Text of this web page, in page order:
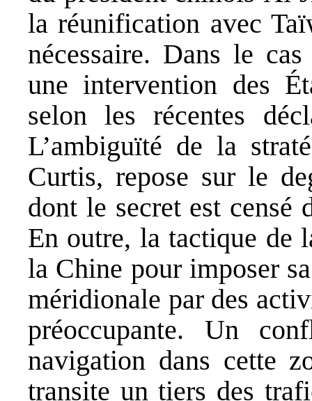
la réunification avec
nécessaire. Dans le
une intervention des
selon les récentes
L’ambiguïté de la
Curtis, repose sur le
dont le secret est censé
En outre, la tactique de
la Chine pour imposer
méridionale par des
préoccupante. Un
navigation dans cette
transite un tiers des